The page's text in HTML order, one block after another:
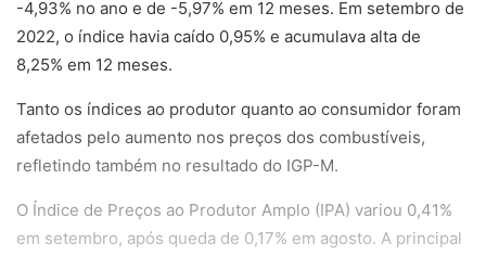
-4,93% no ano e de -5,97% em 12 meses. Em setembro de
2022, o índice havia caído 0,95% e acumulava alta de
8,25% em 12 meses.
Tanto os índices ao produtor quanto ao consumidor foram
afetados pelo aumento nos preços dos combustíveis,
refletindo também no resultado do IGP-M.
O Índice de Preços ao Produtor Amplo (IPA) variou 0,41%
em setembro, após queda de 0,17% em agosto. A principal